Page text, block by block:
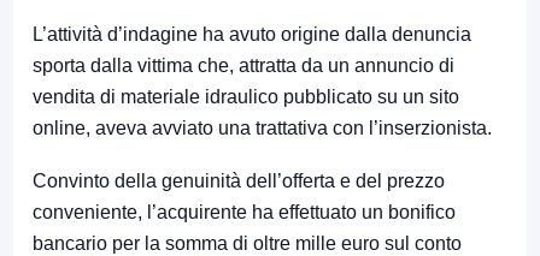
L’attività d’indagine ha avuto origine dalla denuncia
sporta dalla vittima che, attratta da un annuncio di
vendita di materiale idraulico pubblicato su un sito
online, aveva avviato una trattativa con l’inserzionista.
Convinto della genuinità dell’offerta e del prezzo
conveniente, l’acquirente ha effettuato un bonifico
bancario per la somma di oltre mille euro sul conto